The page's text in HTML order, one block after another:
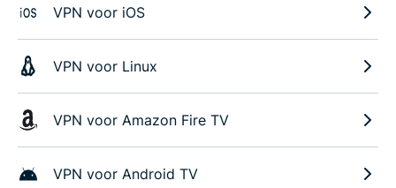
VPN voor iOS
VPN voor Linux
VPN voor Amazon Fire TV
VPN voor Android TV